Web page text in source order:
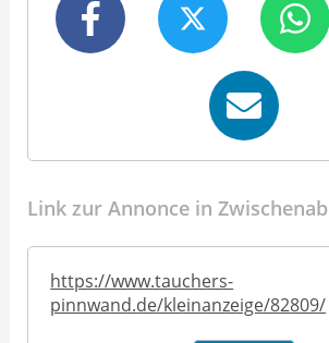
Link zur Annonce in
https://www.tauchers-
pinnwand.de/kleinanzeige/82809/